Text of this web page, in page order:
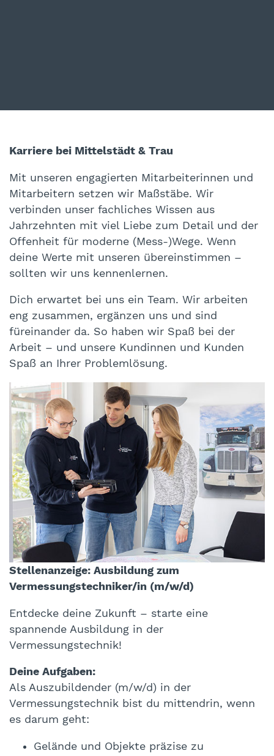
Karriere bei Mittelstädt & Trau
Mit unseren engagierten Mitarbeiterinnen und
Mitarbeitern setzen wir Maßstäbe. Wir
verbinden unser fachliches Wissen aus
Jahrzehnten mit viel Liebe zum Detail und der
Offenheit für moderne (Mess-)Wege. Wenn
deine Werte mit unseren übereinstimmen –
sollten wir uns kennenlernen.
Dich erwartet bei uns ein Team. Wir arbeiten
eng zusammen, ergänzen uns und sind
füreinander da. So haben wir Spaß bei der
Arbeit – und unsere Kundinnen und Kunden
Spaß an Ihrer Problemlösung.
Stellenanzeige: Ausbildung zum
Vermessungstechniker/in (m/w/d)
Entdecke deine Zukunft – starte eine
spannende Ausbildung in der
Vermessungstechnik!
Deine Aufgaben:
Als Auszubildender (m/w/d) in der
Vermessungstechnik bist du mittendrin, wenn
es darum geht:
Gelände und Objekte präzise zu